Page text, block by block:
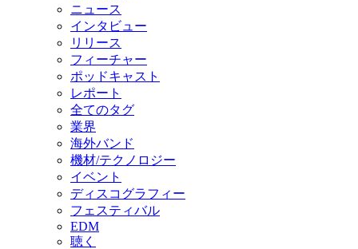
ニュース
インタビュー
リリース
フィーチャー
ポッドキャスト
レポート
全てのタグ
業界
海外バンド
機材/テクノロジー
イベント
ディスコグラフィー
フェスティバル
EDM
聴く